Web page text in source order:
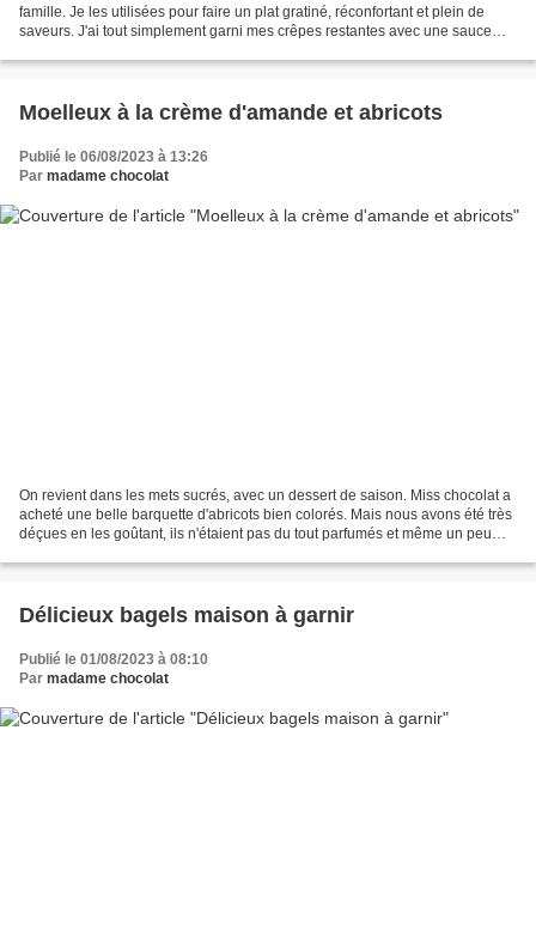
famille. Je les utilisées pour faire un plat gratiné, réconfortant et plein de
saveurs. J'ai tout simplement garni mes crêpes restantes avec une sauce
Moelleux à la crème d'amande et abricots
Publié le 06/08/2023 à 13:26
Par madame chocolat
On revient dans les mets sucrés, avec un dessert de saison. Miss chocolat a
acheté une belle barquette d'abricots bien colorés. Mais nous avons été très
déçues en les goûtant, ils n'étaient pas du tout parfumés et même un peu
Délicieux bagels maison à garnir
Publié le 01/08/2023 à 08:10
Par madame chocolat